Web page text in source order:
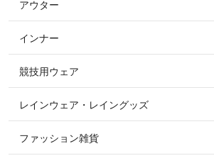
フルグリップ・尻革 キュロット
ニーグリップ・膝革 キュロット
すべてのトップス
ポロシャツ
カットソー・Tシャツ・タンクトップ
アウター
すべてのアウター
コート
ジャケット・ブルゾン
インナー
競技用ウェア
すべての競技用ウェア
ショージャケット
レインウェア・レイングッズ
ファッション雑貨